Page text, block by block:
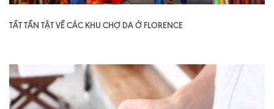
TẤT TẦN TẬT VỀ CÁC KHU CHỢ DA Ở FLORENCE